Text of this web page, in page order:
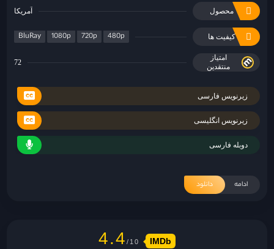
محصول آمریکا
کیفیت ها BluRay 1080p 720p 480p
امتیاز
منتقدین
72
زیرنویس فارسی
زیرنویس انگلیسی
دوبله فارسی
ادامه دانلود
4.4 IMDb